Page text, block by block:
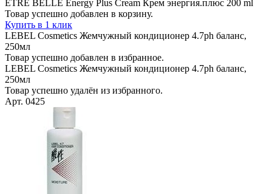
ETRE BELLE Energy Plus Cream Крем энергия.плюс 200 ml
Товар успешно добавлен в корзину.
Купить в 1 клик
LEBEL Cosmetics Жемчужный кондиционер 4.7ph баланс,
250мл
Товар успешно добавлен в избранное.
LEBEL Cosmetics Жемчужный кондиционер 4.7ph баланс,
250мл
Товар успешно удалён из избранного.
Арт. 0425